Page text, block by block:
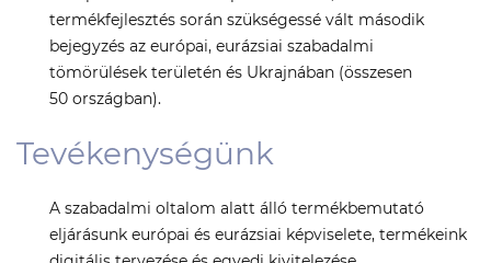
termékfejlesztés során szükségessé vált második
bejegyzés az európai, eurázsiai szabadalmi
tömörülések területén és Ukrajnában (összesen
50 országban).
Tevékenységünk
A szabadalmi oltalom alatt álló termékbemutató
eljárásunk európai és eurázsiai képviselete, termékeink